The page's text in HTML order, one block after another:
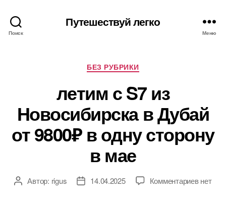
Поиск
Путешествуй легко
Меню
Рубрики
БЕЗ РУБРИКИ
летим с S7 из
Новосибирска в Дубай
от 9800₽ в одну сторону
в мае
АвторАвтор: rigus
Дата14.04.2025 Комментариевк
нет